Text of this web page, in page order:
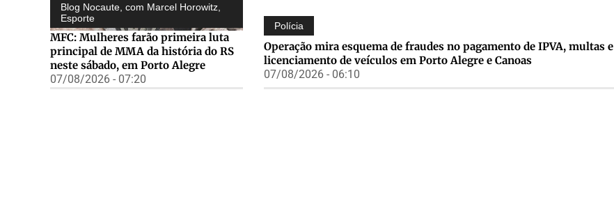
Blog Nocaute, com Marcel Horowitz
Esporte
MFC: Mulheres farão primeira luta
principal de MMA da história do RS
neste sábado, em Porto Alegre
07/08/2026 - 07:20
Polícia
Operação mira esquema de fraudes no pagamento de IPVA, multas e
licenciamento de veículos em Porto Alegre e Canoas
07/08/2026 - 06:10